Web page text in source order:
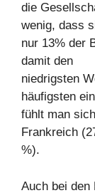
die
wenig, dass
nur 13% der
damit den
niedrigsten
häufigsten
fühlt man
Frankreich
%).
Auch bei den